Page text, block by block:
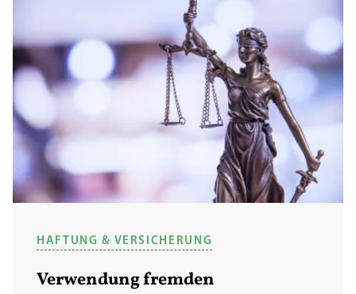
HAFTUNG & VERSICHERUNG
Verwendung fremden